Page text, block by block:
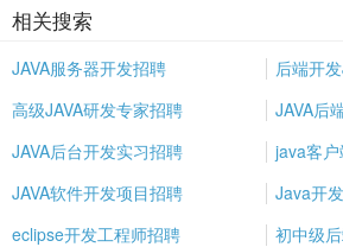
相关搜索
JAVA服务器开发招聘
后端开
高级JAVA研发专家招聘
JAVA后
JAVA后台开发实习招聘
java客
JAVA软件开发项目招聘
Java开
eclipse开发工程师招聘
初中级